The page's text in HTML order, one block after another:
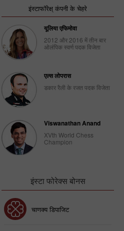
इंस्टाफॉरेक्ष् कंपनी के चेहरे
यूलिया एफिमोवा
2012 और 2016 में तीन बार
ओलंपिक स्वर्ण पदक विजेता
एल्स लोपरास
डकार रैली के रजत पदक विजेता
Viswanathan Anand
XVth World Chess
Champion
इंस्टा फोरेक्स बोनस
चाणक्य डिपाजिट